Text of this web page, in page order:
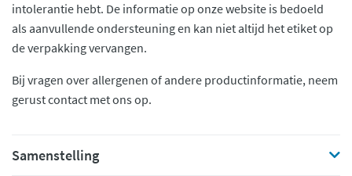
intolerantie hebt. De informatie op onze website is bedoeld
als aanvullende ondersteuning en kan niet altijd het etiket op
de verpakking vervangen.
Bij vragen over allergenen of andere productinformatie, neem
gerust contact met ons op.
Samenstelling